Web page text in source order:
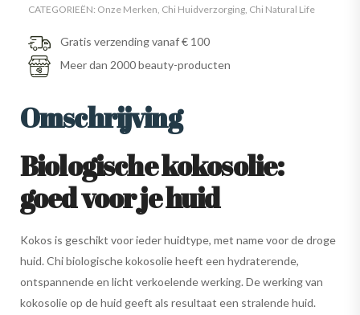
CATEGORIEËN: Onze Merken Chi Huidverzorging Chi Natural Life
Gratis verzending vanaf € 100
Meer dan 2000 beauty-producten
Omschrijving
Biologische kokosolie:
goed voor je huid
Kokos is geschikt voor ieder huidtype, met name voor de droge
huid. Chi biologische kokosolie heeft een hydraterende,
ontspannende en licht verkoelende werking. De werking van
kokosolie op de huid geeft als resultaat een stralende huid.